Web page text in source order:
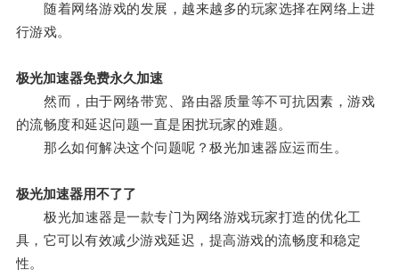
随着网络游戏的发展，越来越多的玩家选择在网络上进
行游戏。
极光加速器免费永久加速
然而，由于网络带宽、路由器质量等不可抗因素，游戏
的流畅度和延迟问题一直是困扰玩家的难题。
那么如何解决这个问题呢？极光加速器应运而生。
极光加速器用不了了
极光加速器是一款专门为网络游戏玩家打造的优化工
具，它可以有效减少游戏延迟，提高游戏的流畅度和稳定
性。